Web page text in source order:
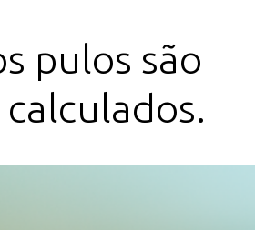
pulos são